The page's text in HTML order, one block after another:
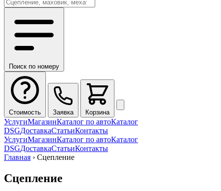
Поиск по номеру
Стоимость Заявка Корзина
УслугиМагазинКаталог по автоКаталог
DSGДоставкаСтатьиКонтакты
УслугиМагазинКаталог по автоКаталог
DSGДоставкаСтатьиКонтакты
Главная › Сцепление
Сцепление